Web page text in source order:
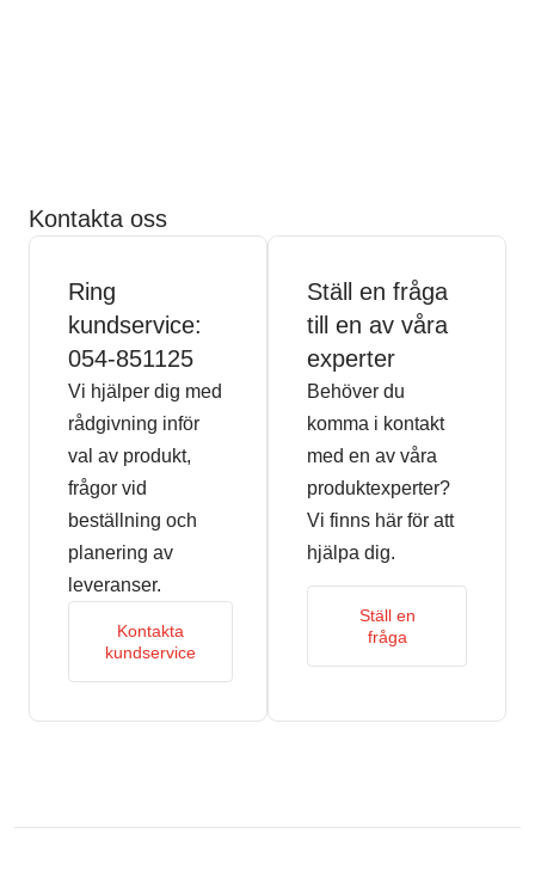
Kontakta oss
Ring
kundservice:
054-851125
Vi hjälper dig med
rådgivning inför
val av produkt,
frågor vid
beställning och
planering av
leveranser.
Kontakta
kundservice
Ställ en fråga
till en av våra
experter
Behöver du
komma i kontakt
med en av våra
produktexperter?
Vi finns här för att
hjälpa dig.
Ställ en
fråga